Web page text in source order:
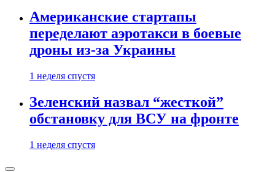
Американские стартапы
переделают аэротакси в боевые
дроны из-за Украины
1 неделя спустя
Зеленский назвал “жесткой”
обстановку для ВСУ на фронте
1 неделя спустя